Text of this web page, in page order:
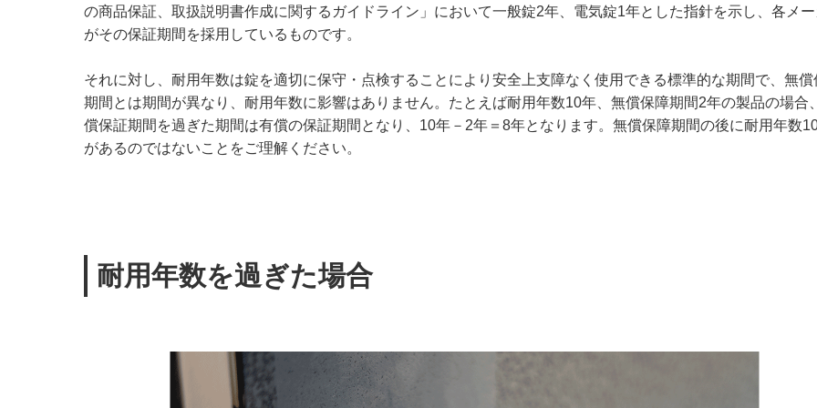
の商品保証、取扱説明書作成に関するガイドライン」において一般錠2年、電気錠1年とした指針を示し、各メ
がその保証期間を採用しているものです。
それに対し、耐用年数は錠を適切に保守・点検することにより安全上支障なく使用できる標準的な期間で、無償
期間とは期間が異なり、耐用年数に影響はありません。たとえば耐用年数10年、無償保障期間2年の製品の場合
償保証期間を過ぎた期間は有償の保証期間となり、10年－2年＝8年となります。無償保障期間の後に耐用年数
があるのではないことをご理解ください。
耐用年数を過ぎた場合